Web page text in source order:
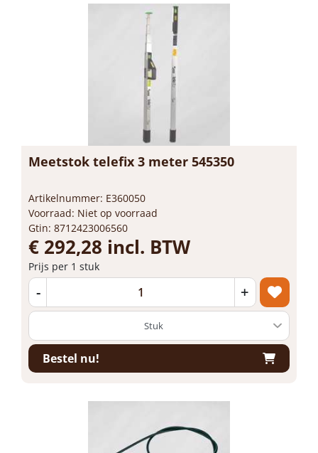
Meetstok telefix 3 meter 545350
Artikelnummer: E360050
Voorraad: Niet op voorraad
Gtin: 8712423006560
€ 292,28 incl. BTW
Prijs per 1 stuk
- +
Bestel nu!